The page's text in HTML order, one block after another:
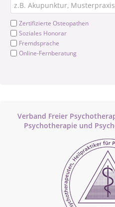
Zertifizierte Osteopathen
Soziales Honorar
Fremdsprache
Online-Fernberatung
Verband Freier
Psychotherapie und